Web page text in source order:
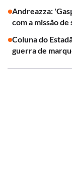
Andreazza:
com a missão
Coluna do
guerra de